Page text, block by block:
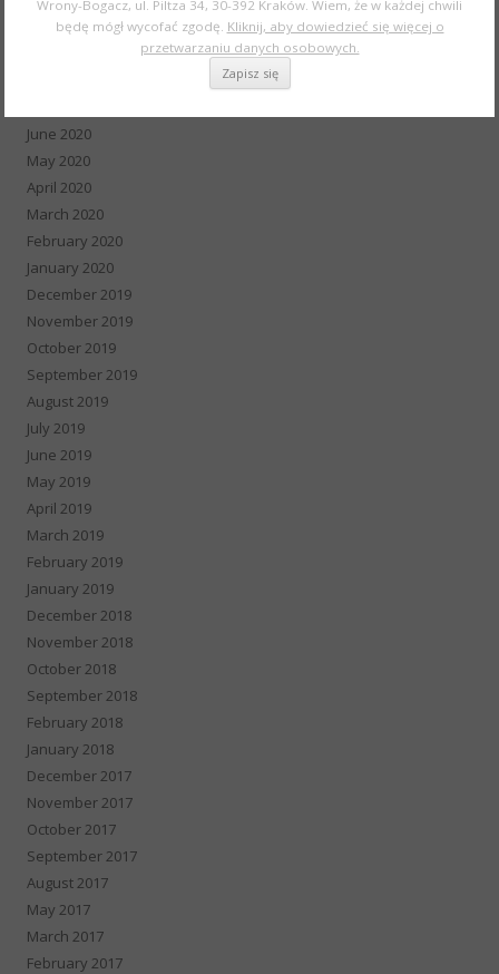
October 2020
June 2020
May 2020
April 2020
March 2020
February 2020
January 2020
December 2019
November 2019
October 2019
September 2019
August 2019
July 2019
June 2019
May 2019
April 2019
March 2019
February 2019
January 2019
December 2018
November 2018
October 2018
September 2018
February 2018
January 2018
December 2017
November 2017
October 2017
September 2017
August 2017
May 2017
March 2017
February 2017
Wrony-Bogacz, ul. Piltza 34, 30-392 Kraków. Wiem, że w każdej chwili
będę mógł wycofać zgodę. Kliknij, aby dowiedzieć się więcej o
przetwarzaniu danych osobowych.